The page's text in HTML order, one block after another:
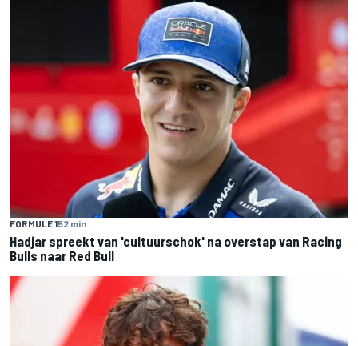
FORMULE 152 min
Hadjar spreekt van 'cultuurschok' na overstap van Racing
Bulls naar Red Bull